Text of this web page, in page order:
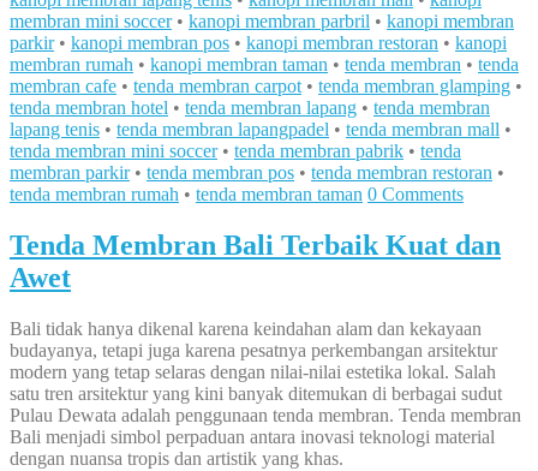
membran mini soccer• kanopi membran parbril • kanopi membran
parkir• kanopi membran pos • kanopi membran restoran • kanopi
membran rumah • kanopi membran taman • tenda membran • tenda
membran cafe • tenda membran carpot • tenda membran glamping •
tenda membran hotel • tenda membran lapang • tenda membran
lapang tenis • tenda membran lapangpadel • tenda membran mall •
tenda membran mini soccer• tenda membran pabrik • tenda
membran parkir• tenda membran pos • tenda membran restoran •
tenda membran rumah • tenda membran taman 0 Comments
Tenda Membran Bali Terbaik Kuat dan
Awet
Bali tidak hanya dikenal karena keindahan alam dan kekayaan
budayanya, tetapi juga karena pesatnya perkembangan arsitektur
modern yang tetap selaras dengan nilai-nilai estetika lokal. Salah
satu tren arsitektur yang kini banyak ditemukan di berbagai sudut
Pulau Dewata adalah penggunaan tenda membran. Tenda membran
Bali menjadi simbol perpaduan antara inovasi teknologi material
dengan nuansa tropis dan artistik yang khas.